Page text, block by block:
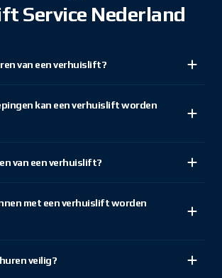
Service Nederland
van een verhuislift?
kan een verhuislift worden
van een verhuislift?
met een verhuislift worden
veilig?